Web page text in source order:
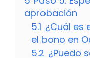
aprobación
5.1 ¿Cuál es
el bono en
5.2 ¿Puedo